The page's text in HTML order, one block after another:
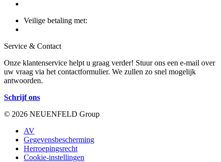
Veilige betaling met:
Service & Contact
Onze klantenservice helpt u graag verder! Stuur ons een e-mail over
uw vraag via het contactformulier. We zullen zo snel mogelijk
antwoorden.
Schrijf ons
© 2026 NEUENFELD Group
AV
Gegevensbescherming
Herroepingsrecht
Cookie-instellingen